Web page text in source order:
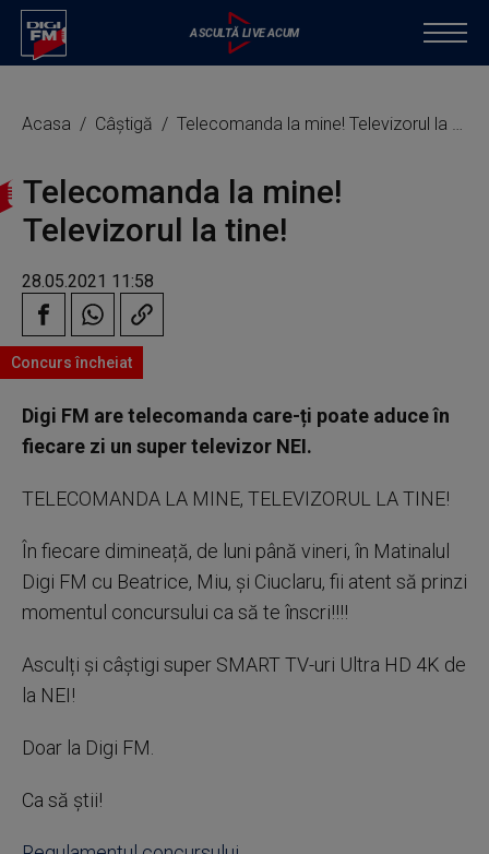
Acasa Câștigă Telecomanda la mine! Televizorul la tine!
Telecomanda la mine!
Televizorul la tine!
28.05.2021 11:58
Concurs încheiat
Digi FM are telecomanda care-ți poate aduce în
fiecare zi un super televizor NEI.
TELECOMANDA LA MINE, TELEVIZORUL LA TINE!
În fiecare dimineață, de luni până vineri, în Matinalul
Digi FM cu Beatrice, Miu, și Ciuclaru, fii atent să prinzi
momentul concursului ca să te înscri!!!!
Asculți și câștigi super SMART TV-uri Ultra HD 4K de
la NEI!
Doar la Digi FM.
Ca să știi!